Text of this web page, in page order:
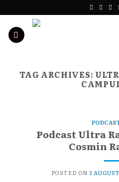
to
content
TAG ARCHIVES:
Podcast Ultra
Cosmin
POSTED ON3